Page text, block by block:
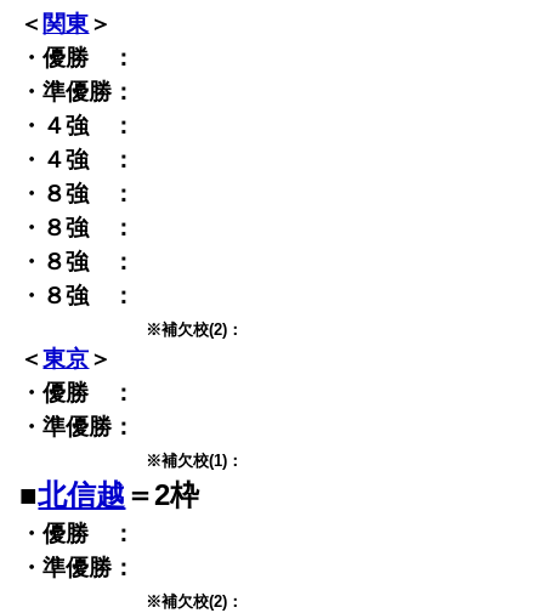
＜ 関東＞
・優勝 ：
・準優勝：
・４強 ：
・４強 ：
・８強 ：
・８強 ：
・８強 ：
・８強 ：
※補欠校(2)：
＜東京＞
・優勝 ：
・準優勝：
※補欠校(1)：
■北信越 ＝2枠
・優勝 ：
・準優勝：
※補欠校(2)：